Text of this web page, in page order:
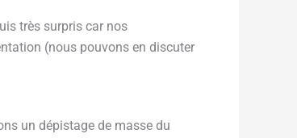
très surpris car nos
(nous pouvons en discuter
un dépistage de masse du